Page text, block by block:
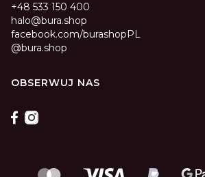
+48 533 150 400
halo@bura.shop
facebook.com/burashopPL
@bura.shop
OBSERWUJ NAS